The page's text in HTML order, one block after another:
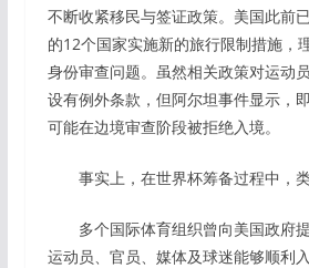
不断收紧移民与签证政策。美国此前
的12个国家实施新的旅行限制措施，
身份审查问题。虽然相关政策对运动
设有例外条款，但阿尔坦事件显示，
可能在边境审查阶段被拒绝入境。
事实上，在世界杯筹备过程中，类
多个国际体育组织曾向美国政府
运动员、官员、媒体及球迷能够顺利